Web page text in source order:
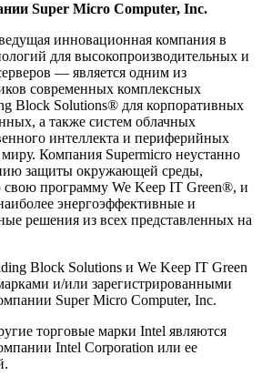
Super Micro Computer, Inc.
инновационная компания в
для высокопроизводительных и
— является одним из
современных комплексных
Block Solutions® для корпоративных
а также систем облачных
интеллекта и периферийных
Компания Supermicro неустанно
защиты окружающей среды,
свою программу We Keep IT Green®, и
энергоэффективные и
решения из всех представленных на
Block Solutions и We Keep IT Green
и/или зарегистрированными
Super Micro Computer, Inc.
торговые марки Intel являются
Intel Corporation или ее